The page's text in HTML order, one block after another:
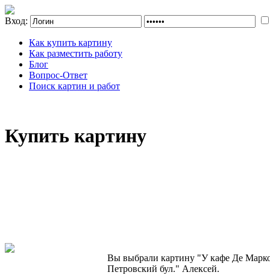
Вход:
Как купить картину
Как разместить работу
Блог
Вопрос-Ответ
Поиск картин и работ
Купить картину
Вы выбрали картину "У кафе Де
Петровский бул." Алексей.